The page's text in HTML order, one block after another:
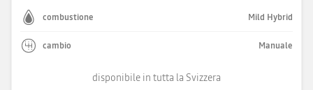
combustione Mild Hybrid
cambio Manuale
disponibile in tutta la Svizzera